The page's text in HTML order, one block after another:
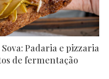
Padaria e pizzaria
de fermentação